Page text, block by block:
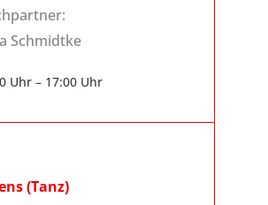
Schmidtke
Uhr – 17:00 Uhr
(Tanz)